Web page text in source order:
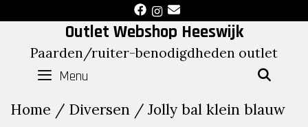
to
content
Outlet Webshop Heeswijk
Paarden/ruiter-benodigdheden outlet
Menu
Home / Diversen / Jolly bal klein blauw